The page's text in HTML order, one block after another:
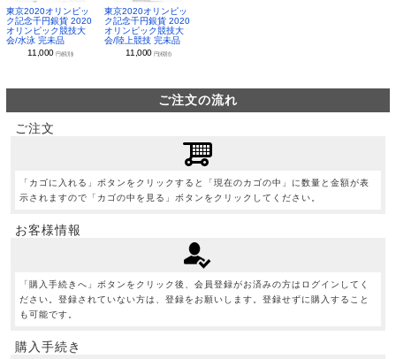
東京2020オリンピッ
ク記念千円銀貨 2020
オリンピック競技大
会/水泳 完未品
11,000円(税別)
東京2020オリンピッ
ク記念千円銀貨 2020
オリンピック競技大
会/陸上競技 完未品
11,000 円(税別)
ご注文の流れ
ご注文
「カゴに入れる」ボタンをクリックすると「現在のカゴの中」に数量と金額が表
示されますので「カゴの中を見る」ボタンをクリックしてください。
お客様情報
「購入手続きへ」ボタンをクリック後、会員登録がお済みの方はログインしてく
ださい。登録されていない方は、登録をお願いします。登録せずに購入すること
も可能です。
購入手続き